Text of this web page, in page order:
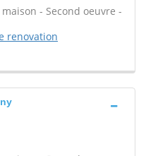
- Second oeuvre -
renovation